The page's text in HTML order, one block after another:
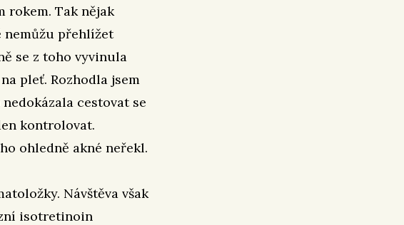
rokem. Tak nějak
nemůžu přehlížet
se z toho vyvinula
pleť. Rozhodla jsem
cestovat se
kontrolovat.
ohledně akné neřekl.
Návštěva však
isotretinoin